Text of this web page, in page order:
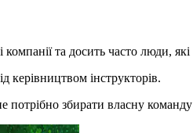
та досить часто люди,
керівництвом інструкторів.
збирати власну